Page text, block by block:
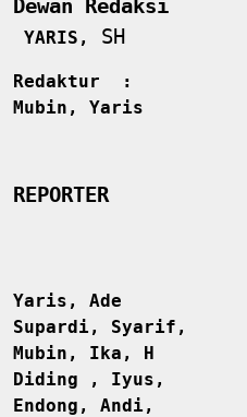
Dewan Redaksi
YARIS, SH
Redaktur :
Mubin, Yaris
REPORTER
Yaris, Ade
Supardi, Syarif,
Mubin, Ika, H
Diding , Iyus,
Endong, Andi,